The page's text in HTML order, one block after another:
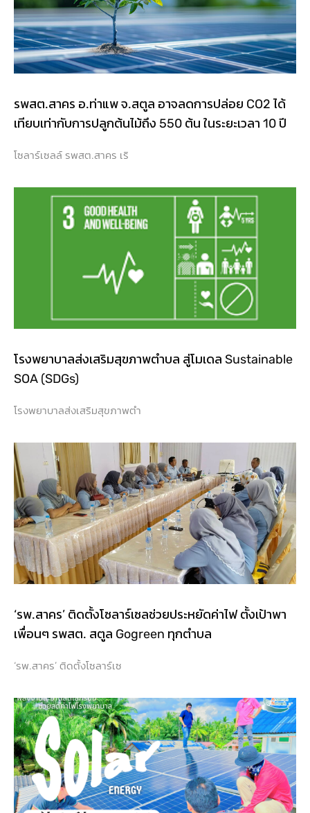
รพสต.สาคร อ.ท่าแพ จ.สตูล อาจลดการปล่อย CO2 ได้
เทียบเท่ากับการปลูกต้นไม้ถึง 550 ต้น ในระยะเวลา 10 ปี
โซลาร์เซลล์ รพสต.สาคร เริ
โรงพยาบาลส่งเสริมสุขภาพตำบล สู่โมเดล Sustainable
SOA (SDGs)
โรงพยาบาลส่งเสริมสุขภาพตำ
‘รพ.สาคร’ ติดตั้งโซลาร์เซลช่วยประหยัดค่าไฟ ตั้งเป้าพา
เพื่อนๆ รพสต. สตูล Gogreen ทุกตำบล
‘รพ.สาคร’ ติดตั้งโซลาร์เซ